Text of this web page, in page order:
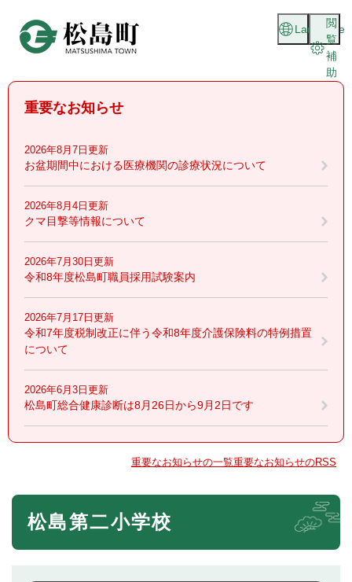
頭
閲
覧
補
助
Language
重要なお知らせ
2026年8月7日更新
お盆期間中における医療機関の診療状況について
2026年8月4日更新
クマ目撃等情報について
2026年7月30日更新
令和8年度松島町職員採用試験案内
2026年7月17日更新
令和7年度税制改正に伴う令和8年度介護保険料の特例措置
について
2026年6月3日更新
松島町総合健康診断は8月26日から9月2日です
重要なお知らせの一覧重要なお知らせのRSS
松島第二小学校